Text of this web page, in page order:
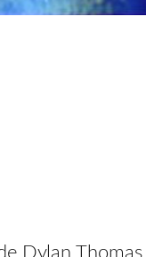
Dylan Thomas.